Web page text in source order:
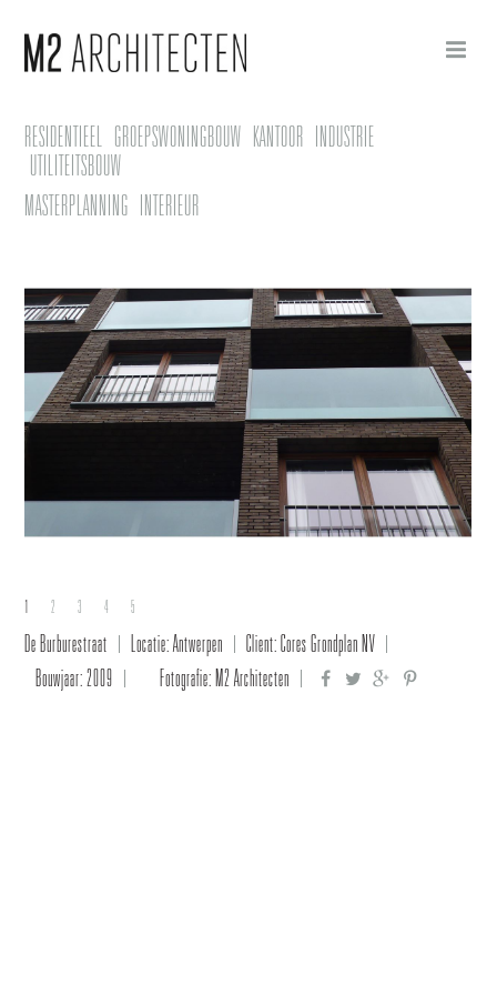
RESIDENTIEEL GROEPSWONINGBOUW KANTOOR INDUSTRIE
UTILITEITSBOUW
MASTERPLANNING INTERIEUR
1 2 3 4 5
De Burburestraat Locatie: Antwerpen
Client: Cores Grondplan NV
Bouwjaar: 2009
Fotografie: M2 Architecten